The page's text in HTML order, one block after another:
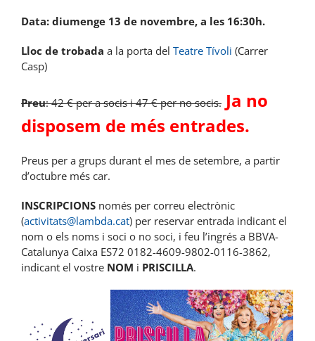
Data: diumenge 13 de novembre, a les 16:30h.
Lloc de trobada a la porta del Teatre Tívoli (Carrer
Casp)
Preu: 42 € per a socis i 47 € per no socis. Ja no
disposem de més entrades.
Preus per a grups durant el mes de setembre, a partir
d’octubre més car.
INSCRIPCIONS només per correu electrònic
(activitats@lambda.cat) per reservar entrada indicant el
nom o els noms i soci o no soci, i feu l’ingrés a BBVA-
Catalunya Caixa ES72 0182-4609-9802-0116-3862,
indicant el vostre NOM i PRISCILLA.